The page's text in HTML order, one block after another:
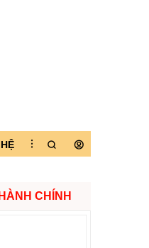
CHÍNH